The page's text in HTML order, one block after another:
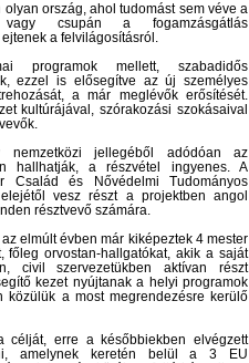
ország, ahol tudomást sem véve a
vagy csupán a fogamzásgátlás
a felvilágosításról.
programok mellett, szabadidős
ezzel is elősegítve az új személyes
a már meglévők erősítését.
kultúrájával, szórakozási szokásaival
jellegéből adódóan az
hallhatják, a részvétel ingyenes. A
Család és Nővédelmi Tudományos
vesz részt a projektben angol
résztvevő számára.
elmúlt évben már kiképeztek 4 mester
főleg orvostan-hallgatókat, akik a saját
civil szervezetükben aktívan részt
kezet nyújtanak a helyi programok
közülük a most megrendezésre kerülő
célját, erre a későbbiekben elvégzett
amelynek keretén belül a 3 EU